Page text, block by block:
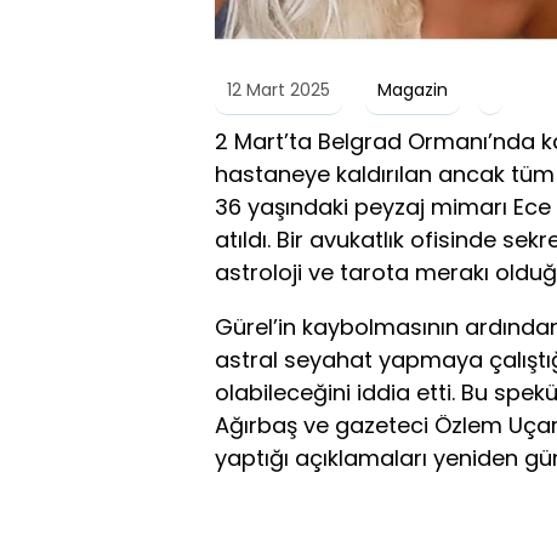
12 Mart 2025 Magazin
2 Mart’ta Belgrad
hastaneye kaldırılan ancak
36 yaşındaki peyzaj mimarı
atıldı. Bir avukatlık ofisinde
astroloji ve tarota merakı
Gürel’in kaybolmasının
astral seyahat yapmaya
olabileceğini iddia etti. Bu
Ağırbaş ve gazeteci Özlem
yaptığı açıklamaları yeniden